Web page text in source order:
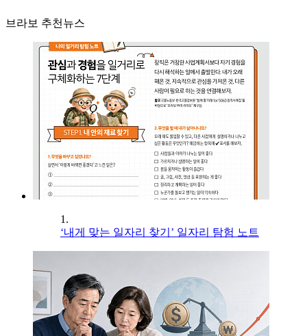
브라보 추천뉴스
1.
‘내게 맞는 일자리 찾기’ 일자리 탐험 노트